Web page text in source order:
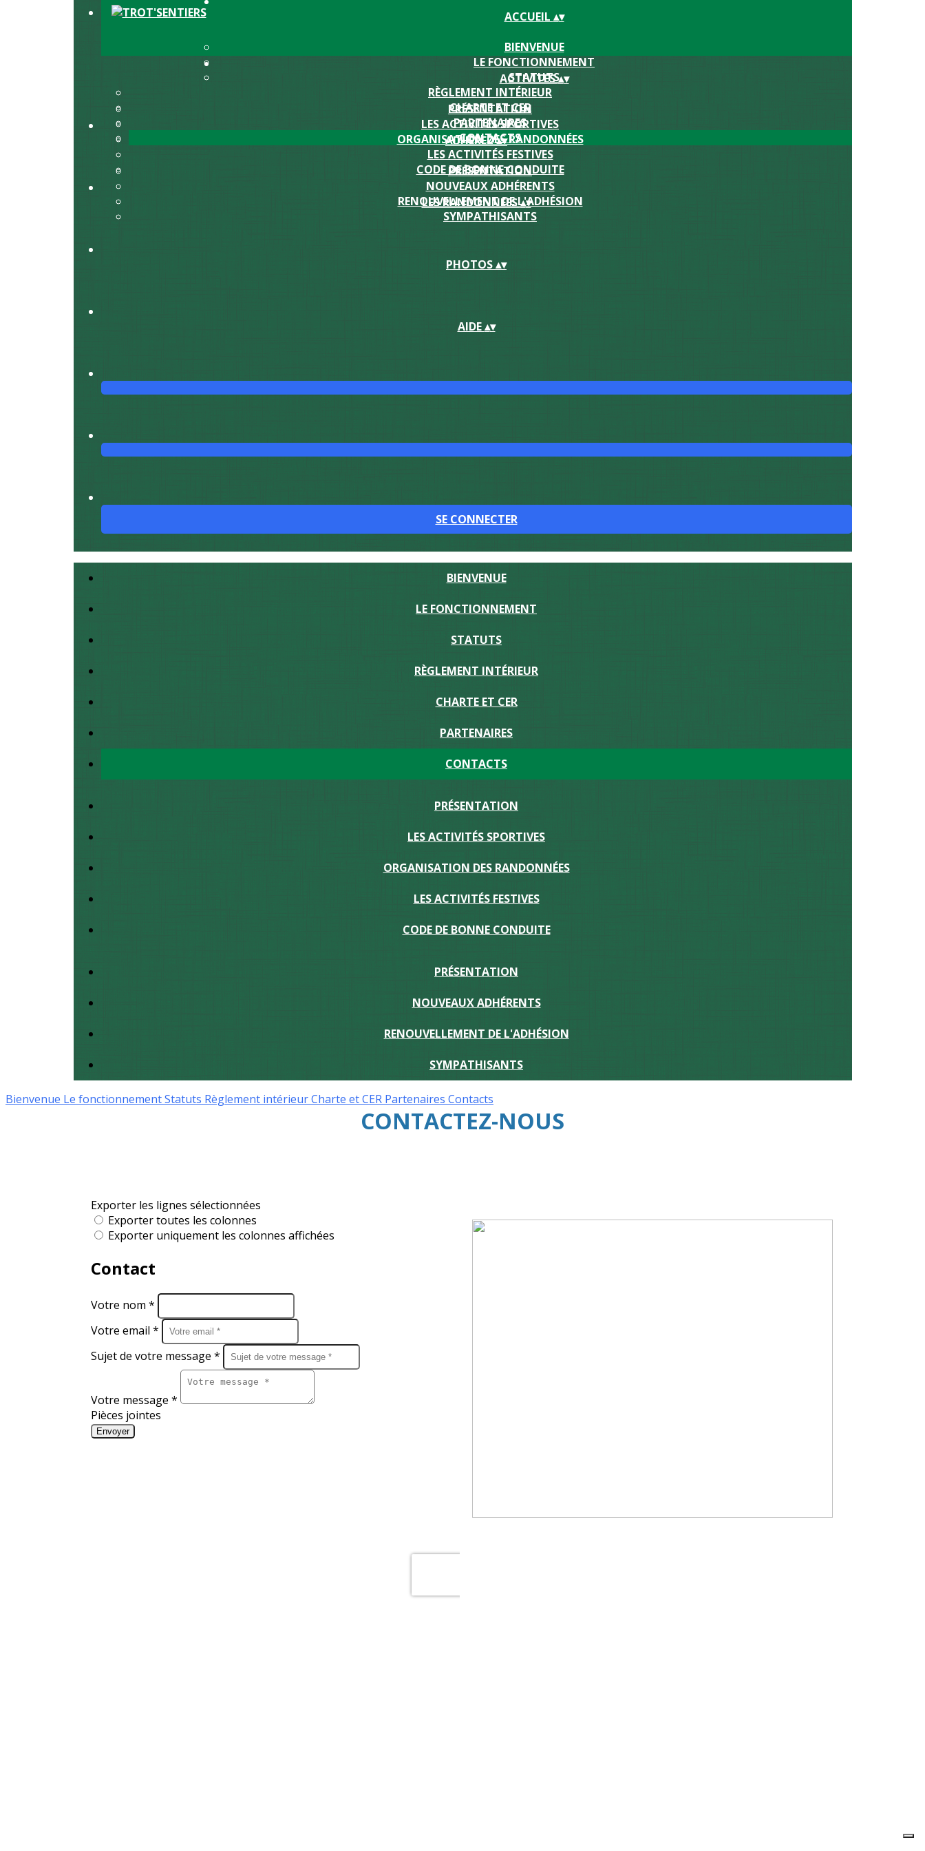
ACCUEIL ▴▾
BIENVENUE
LE FONCTIONNEMENT
STATUTS
RÈGLEMENT INTÉRIEUR
CHARTE ET CER
PARTENAIRES
CONTACTS
ACTIVITES▴▾
PRÉSENTATION
LES ACTIVITÉS SPORTIVES
ORGANISATION DES RANDONNÉES
LES ACTIVITÉS FESTIVES
CODE DE BONNE CONDUITE
ADHEREZ▴▾
PRÉSENTATION
NOUVEAUX ADHÉRENTS
RENOUVELLEMENT DE L'ADHÉSION
SYMPATHISANTS
LES RANDONNEES▴▾
PHOTOS▴▾
AIDE▴▾
SE CONNECTER
BIENVENUE
LE FONCTIONNEMENT
STATUTS
RÈGLEMENT INTÉRIEUR
CHARTE ET CER
PARTENAIRES
CONTACTS
PRÉSENTATION
LES ACTIVITÉS SPORTIVES
ORGANISATION DES RANDONNÉES
LES ACTIVITÉS FESTIVES
CODE DE BONNE CONDUITE
PRÉSENTATION
NOUVEAUX ADHÉRENTS
RENOUVELLEMENT DE L'ADHÉSION
SYMPATHISANTS
Bienvenue Le fonctionnementStatuts Règlement intérieurCharte et CER Partenaires Contacts
CONTACTEZ-NOUS